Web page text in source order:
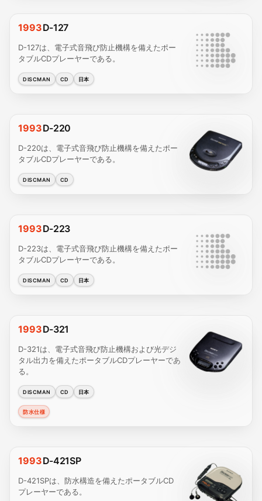
1993D-127
D-127は、電子式音飛び防止機構を備えたポー
タブルCDプレーヤーである。
DISCMAN CD 日本
1993D-220
D-220は、電子式音飛び防止機構を備えたポー
タブルCDプレーヤーである。
DISCMAN CD
1993D-223
D-223は、電子式音飛び防止機構を備えたポー
タブルCDプレーヤーである。
DISCMAN CD 日本
1993D-321
D-321は、電子式音飛び防止機構および光デジ
タル出力を備えたポータブルCDプレーヤーであ
る。
DISCMAN CD 日本
防水仕様
1993D-421SP
D-421SPは、防水構造を備えたポータブルCD
プレーヤーである。